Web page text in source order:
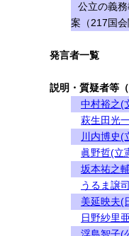
公立の義
案（217国会
発言者一覧
説明・質疑者等
中村裕之(
萩生田光
川内博史(
眞野哲(立
坂本祐之
うるま譲
美延映夫(
日野紗里